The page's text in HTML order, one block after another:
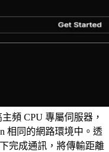
頻 CPU 專屬伺服器，
相同的網路環境中。透
完成通訊，將傳輸距離